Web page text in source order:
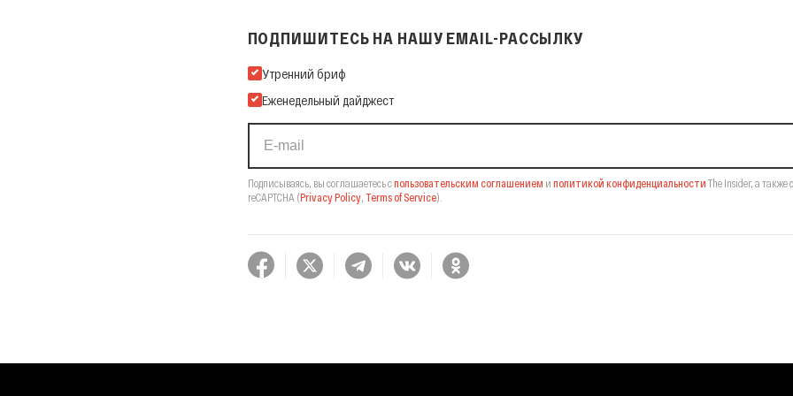
ПОДПИШИТЕСЬ НА НАШУ EMAIL-РАССЫЛКУ
Подпишитесь на нашу Email-рассылку
Утренний бриф
Еженедельный дайджест
Подписываясь, вы соглашаетесь спользовательским соглашением и политикой конфиденциальности The Insider, а также
reCAPTCHA (Privacy Policy, Terms of Service).